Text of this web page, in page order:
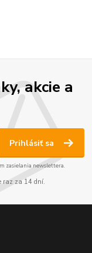
akcie a
Prihlásiť sa
zasielania newslettera.
raz za 14 dní.